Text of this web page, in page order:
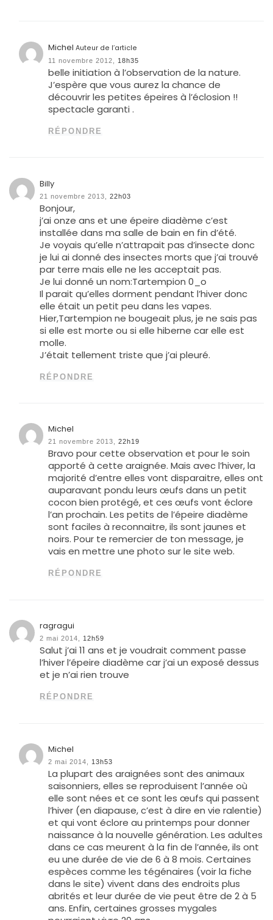
MichelAuteur de l’article
11 novembre 2012, 18h35
belle initiation à l’observation de la nature.
J’espère que vous aurez la chance de
découvrir les petites épeires à l’éclosion !!
spectacle garanti .
RÉPONDRE
Billy
21 novembre 2013, 22h03
Bonjour,
j’ai onze ans et une épeire diadème c’est
installée dans ma salle de bain en fin d’été.
Je voyais qu’elle n’attrapait pas d’insecte donc
je lui ai donné des insectes morts que j’ai trouvé
par terre mais elle ne les acceptait pas.
Je lui donné un nom:Tartempion 0_o
Il parait qu’elles dorment pendant l’hiver donc
elle était un petit peu dans les vapes.
Hier,Tartempion ne bougeait plus, je ne sais pas
si elle est morte ou si elle hiberne car elle est
molle.
J’était tellement triste que j’ai pleuré.
RÉPONDRE
Michel
21 novembre 2013, 22h19
Bravo pour cette observation et pour le soin
apporté à cette araignée. Mais avec l’hiver, la
majorité d’entre elles vont disparaitre, elles ont
auparavant pondu leurs œufs dans un petit
cocon bien protégé, et ces œufs vont éclore
l’an prochain. Les petits de l’épeire diadème
sont faciles à reconnaitre, ils sont jaunes et
noirs. Pour te remercier de ton message, je
vais en mettre une photo sur le site web.
RÉPONDRE
ragragui
2 mai 2014, 12h59
Salut j’ai 11 ans et je voudrait comment passe
l’hiver l’épeire diadème car j’ai un exposé dessus
et je n’ai rien trouve
RÉPONDRE
Michel
2 mai 2014, 13h53
La plupart des araignées sont des animaux
saisonniers, elles se reproduisent l’année où
elle sont nées et ce sont les œufs qui passent
l’hiver (en diapause, c’est à dire en vie ralentie)
et qui vont éclore au printemps pour donner
naissance à la nouvelle génération. Les adultes
dans ce cas meurent à la fin de l’année, ils ont
eu une durée de vie de 6 à 8 mois. Certaines
espèces comme les tégénaires (voir la fiche
dans le site) vivent dans des endroits plus
abrités et leur durée de vie peut être de 2 à 5
ans. Enfin, certaines grosses mygales